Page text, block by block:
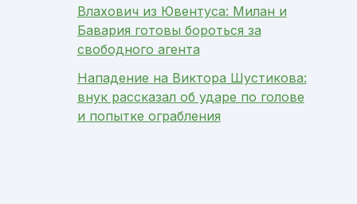
Влахович из Ювентуса: Милан и
Бавария готовы бороться за
свободного агента
Нападение на Виктора Шустикова:
внук рассказал об ударе по голове
и попытке ограбления